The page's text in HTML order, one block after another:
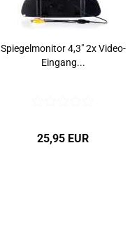
Spiegelmonitor 4,3" 2x Video-
Eingang...
25,95 EUR